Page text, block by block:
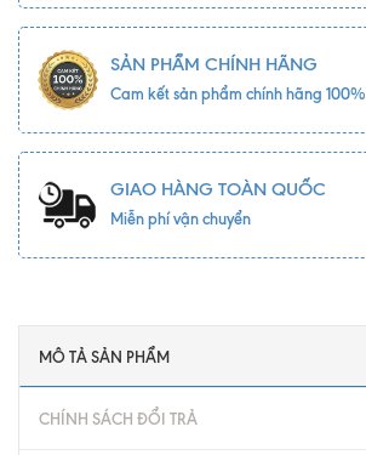
SẢN PHẨM CHÍNH HÃNG
Cam kết sản phẩm chính hãng 100%
GIAO HÀNG TOÀN QUỐC
Miễn phí vận chuyển
MÔ TẢ SẢN PHẨM
CHÍNH SÁCH ĐỔI TRẢ